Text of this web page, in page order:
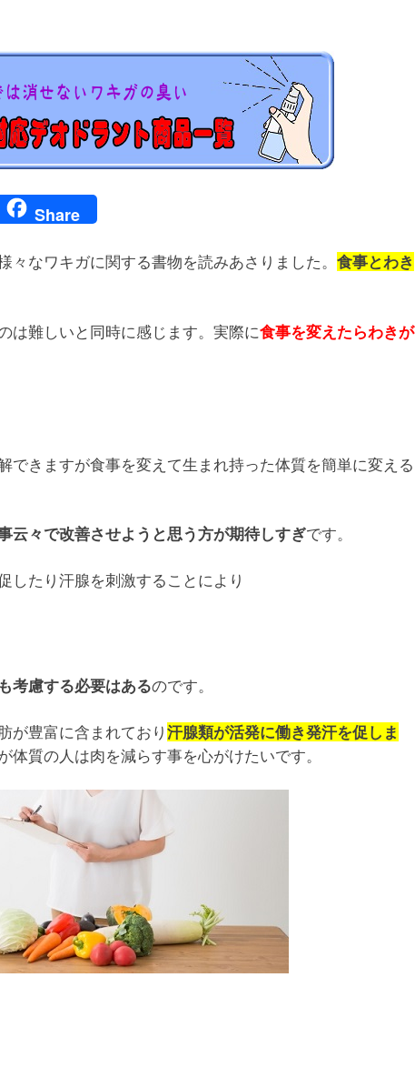
Share
なワキガに関する書物を読みあさりました。 食事とわき
は難しいと同時に感じます。実際に食事を変えたらわきが
できますが食事を変えて生まれ持った体質を簡単に変える
云々で改善させようと思う方が期待しすぎです。
したり汗腺を刺激することにより
考慮する必要はあるのです。
が豊富に含まれており汗腺類が活発に働き発汗を促しま
体質の人は肉を減らす事を心がけたいです。